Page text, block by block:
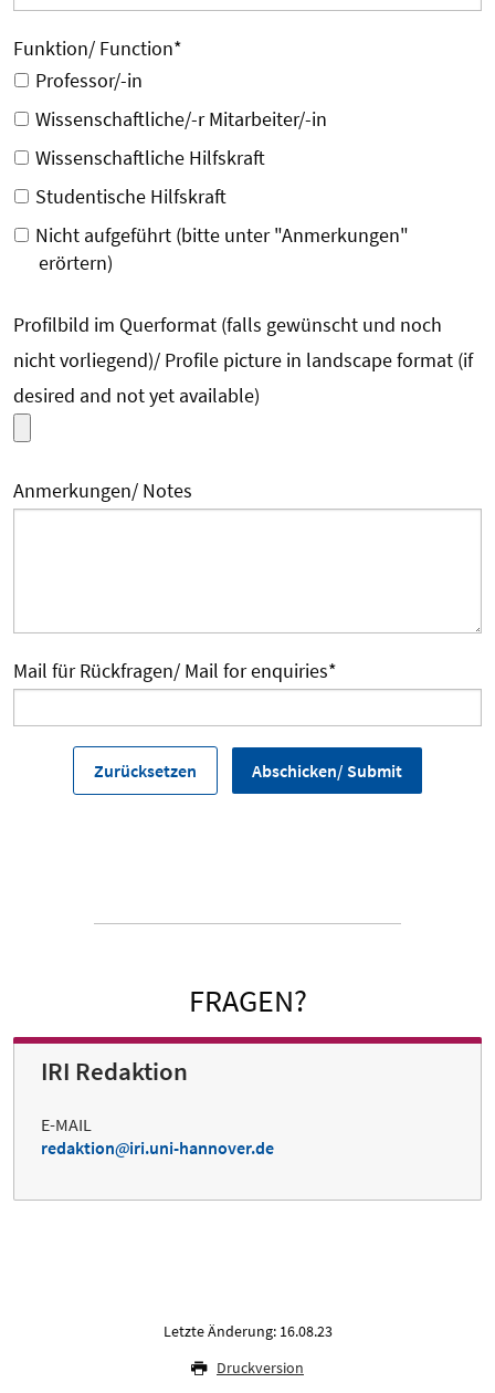
Funktion/ Function*
Professor/-in
Wissenschaftliche/-r Mitarbeiter/-in
Wissenschaftliche Hilfskraft
Studentische Hilfskraft
Nicht aufgeführt (bitte unter "Anmerkungen"
erörtern)
Profilbild im Querformat (falls gewünscht und noch
nicht vorliegend)/ Profile picture in landscape format (if
desired and not yet available)
Anmerkungen/ Notes
Mail für Rückfragen/ Mail for enquiries*
FRAGEN?
IRI Redaktion
E-MAIL
redaktion
iri.uni-hannover.de
Letzte Änderung: 16.08.23
Druckversion